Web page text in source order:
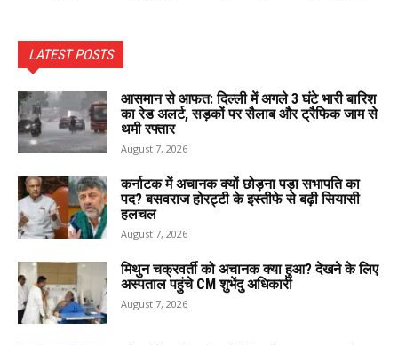
LATEST POSTS
आसमान से आफत: दिल्ली में अगले 3 घंटे भारी बारिश
का रेड अलर्ट, सड़कों पर सैलाब और ट्रैफिक जाम से
थमी रफ्तार
August 7, 2026
कर्नाटक में अचानक क्यों छोड़ना पड़ा सभापति का
पद? बसवराज होरट्टी के इस्तीफे से बढ़ी सियासी
हलचल
August 7, 2026
मिथुन चक्रवर्ती को अचानक क्या हुआ? देखने के लिए
अस्पताल पहुंचे CM शुभेंदु अधिकारी
August 7, 2026